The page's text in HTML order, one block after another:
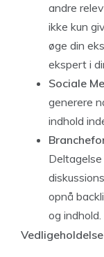
andre
ikke kun
øge din
ekspert i
Sociale
generere
indhold
opnå
og indhold.